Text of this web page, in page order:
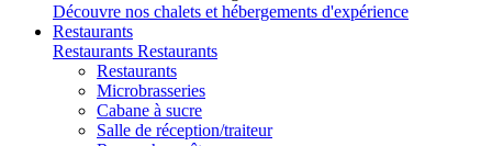
Découvre nos chalets et hébergements d'expérience
Restaurants
Restaurants Restaurants
Restaurants
Microbrasseries
Cabane à sucre
Salle de réception/traiteur